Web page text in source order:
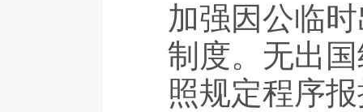
加强因公临
制度。无出
照规定程序